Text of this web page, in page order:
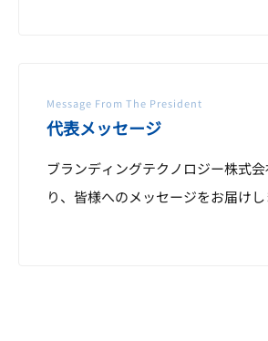
Message From The President
代表メッセージ
ブランディングテクノロジー株式
り、皆様へのメッセージをお届けし